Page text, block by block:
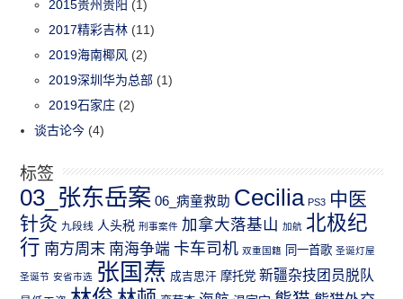
2015贵州贵阳 (1)
2017精彩吉林 (11)
2019海南椰风 (2)
2019深圳华为总部 (1)
2019石家庄 (2)
谈古论今 (4)
标签
03_张东岳案 06_病童救助 Cecilia PS3 中医
针灸 九段线 人头税 刑事案件 加拿大落基山 加航 北极纪
行 南方周末 南海争端 卡车司机 双重国籍 同一首歌 圣诞灯屋
圣诞节 安省市选 张国焘 成吉思汗 摩托党 新疆杂技团员脱队